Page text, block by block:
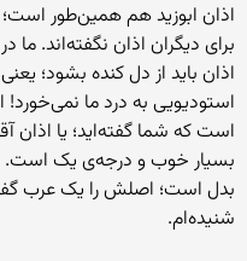
اذان ابوزید هم همین‌طور
براى دیگران اذان نگفته‌اند. ما
اذان باید از دل کنده بشود؛
استودیویى به درد ما
است که شما گفته‌اید؛ یا اذان
بسیار خوب و درجه‌ى یک است.
بدل است؛ اصلش را یک عرب
شنیده‌ام.